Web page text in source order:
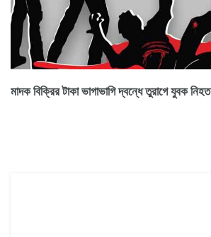
মাদক বিক্রির টাকা ভাগাভাগি দ্বন্ধে তুরাগে যুবক নিহত